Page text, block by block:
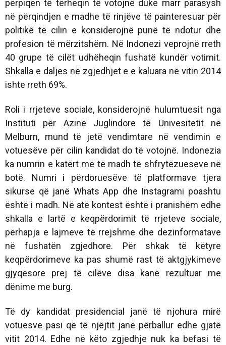
përpiqen të tërheqin të votojnë duke marr parasysh
në përqindjen e madhe të rinjëve të painteresuar për
politikë të cilin e konsiderojnë punë të ndotur dhe
profesion të mërzitshëm. Në Indonezi veprojnë rreth
40 grupe të cilët udhëheqin fushatë kundër votimit.
Shkalla e daljes në zgjedhjet e e kaluara në vitin 2014
ishte rreth 69%.
Roli i rrjeteve sociale, konsiderojnë hulumtuesit nga
Instituti për Azinë Juglindore të Univesitetit në
Melburn, mund të jetë vendimtare në vendimin e
votuesëve për cilin kandidat do të votojnë. Indonezia
ka numrin e katërt më të madh të shfrytëzueseve në
botë. Numri i përdoruesëve të platformave tjera
sikurse që janë Whats App dhe Instagrami poashtu
është i madh. Në atë kontest është i pranishëm edhe
shkalla e lartë e keqpërdorimit të rrjeteve sociale,
përhapja e lajmeve të rrejshme dhe dezinformatave
në fushatën zgjedhore. Për shkak të këtyre
keqpërdorimeve ka pas shumë rast të aktgjykimeve
gjyqësore prej të cilëve disa kanë rezultuar me
dënime me burg.
Të dy kandidat presidencial janë të njohura mirë
votuesve pasi që të njëjtit janë përballur edhe gjatë
vitit 2014. Edhe në këto zgjedhje nuk ka befasi të